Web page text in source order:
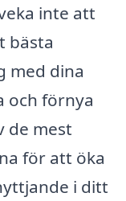
inte att
bästa
med dina
och förnya
de mest
för att öka
i ditt